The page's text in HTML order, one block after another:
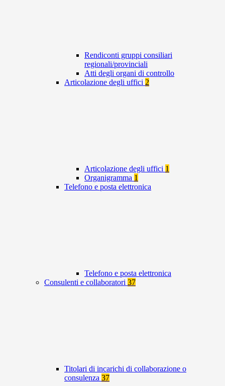
Rendiconti gruppi consiliari
regionali/provinciali
Atti degli organi di controllo
Articolazione degli uffici 2
Articolazione degli uffici 1
Organigramma 1
Telefono e posta elettronica
Telefono e posta elettronica
Consulenti e collaboratori 37
Titolari di incarichi di collaborazione o
consulenza 37